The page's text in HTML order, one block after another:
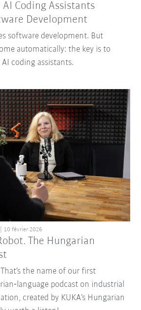
AI Coding Assistants
Development
software development. But
automatically: the key is to
coding assistants.
The Hungarian
10 février 2026
the name of our first
podcast on industrial
created by KUKA’s Hungarian